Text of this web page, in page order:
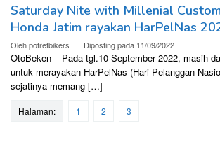
Saturday Nite with Millenial
Honda Jatim rayakan HarPelNas
Olehpotretbikers Diposting pada 11/09/2022
OtoBeken – Pada tgl.10 September 2022, masih
untuk merayakan HarPelNas (Hari Pelanggan
sejatinya memang […]
Halaman: 1 2 3